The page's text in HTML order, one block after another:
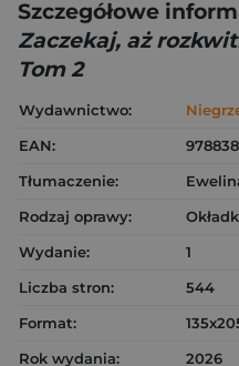
Szczegółowe
Zaczekaj, aż
Tom 2
Wydawnictwo:
EAN:
Tłumaczenie:
Rodzaj oprawy:
Wydanie:
1
Liczba stron:
544
Format:
Rok wydania:
2026